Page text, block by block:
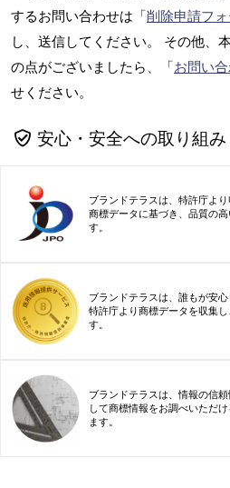
するお問い合わせは「削除申請フ
し、送信してください。 その他、
の点がございましたら、「お問い
せください。
安心・安全への取り組み
ブランドテラスは、特許庁よ
商標データに基づき、品質の
す。
ブランドテラスは、誰もが安
特許庁より商標データを収集
す。
ブランドテラスは、情報の信
して商標情報をお調べいただ
ます。